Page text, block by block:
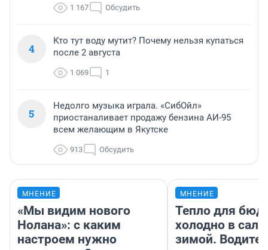
1 167 Обсудить
4
Кто тут воду мутит? Почему нельзя купаться
после 2 августа
1 069 1
5
Недолго музыка играла. «СибОйл»
приостаналивает продажу бензина АИ-95
всем желающим в Якутске
913 Обсудить
МНЕНИЕ
«Мы видим нового
Нолана»: с каким
настроем нужно
МНЕНИЕ
Тепло для
холодно в
зимой.